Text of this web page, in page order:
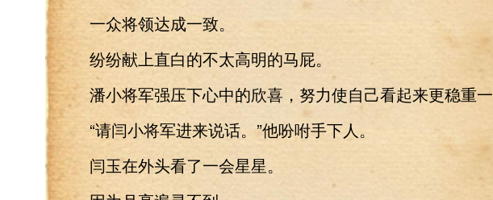
一众将领达成一致。
纷纷献上直白的不太高明的马屁。
潘小将军强压下心中的欣喜，努力使自己看起来更稳重一
“请闫小将军进来说话。”他吩咐手下人。
闫玉在外头看了一会星星。